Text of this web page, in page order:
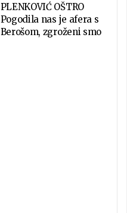
PLENKOVIĆ OŠTRO
Pogodila nas je afera s
Berošom, zgroženi smo